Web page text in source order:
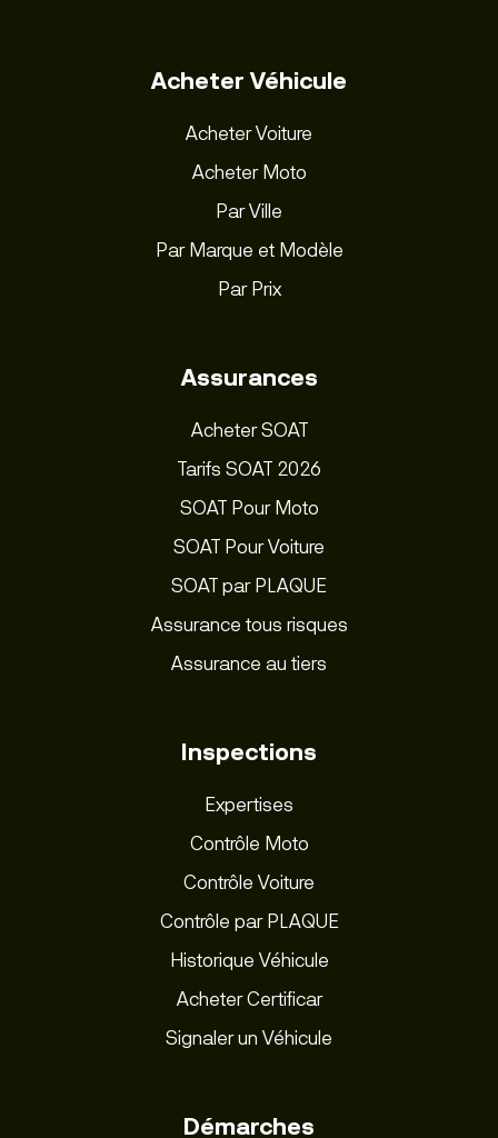
Acheter Véhicule
Acheter Voiture
Acheter Moto
Par Ville
Par Marque et Modèle
Par Prix
Assurances
Acheter SOAT
Tarifs SOAT 2026
SOAT Pour Moto
SOAT Pour Voiture
SOAT par PLAQUE
Assurance tous risques
Assurance au tiers
Inspections
Expertises
Contrôle Moto
Contrôle Voiture
Contrôle par PLAQUE
Historique Véhicule
Acheter Certificar
Signaler un Véhicule
Démarches